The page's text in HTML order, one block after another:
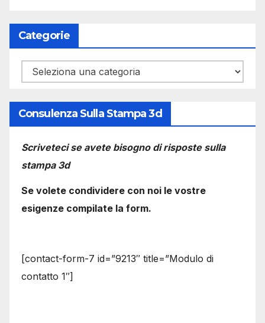
Categorie
Categorie
Consulenza Sulla Stampa 3d
Scriveteci se avete bisogno di risposte sulla
stampa 3d
Se volete condividere con noi le vostre
esigenze compilate la form.
[contact-form-7 id=”9213″ title=”Modulo di
contatto 1″]